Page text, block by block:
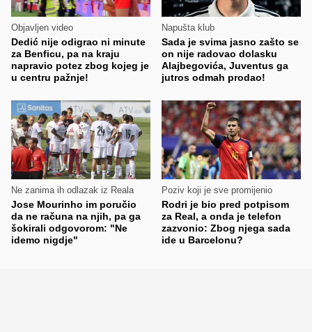
Objavljen video
Dedić nije odigrao ni minute
za Benficu, pa na kraju
napravio potez zbog kojeg je
u centru pažnje!
Napušta klub
Sada je svima jasno zašto se
on nije radovao dolasku
Alajbegovića, Juventus ga
jutros odmah prodao!
Ne zanima ih odlazak iz Reala
Jose Mourinho im poručio
da ne računa na njih, pa ga
šokirali odgovorom: "Ne
idemo nigdje"
Poziv koji je sve promijenio
Rodri je bio pred potpisom
za Real, a onda je telefon
zazvonio: Zbog njega sada
ide u Barcelonu?